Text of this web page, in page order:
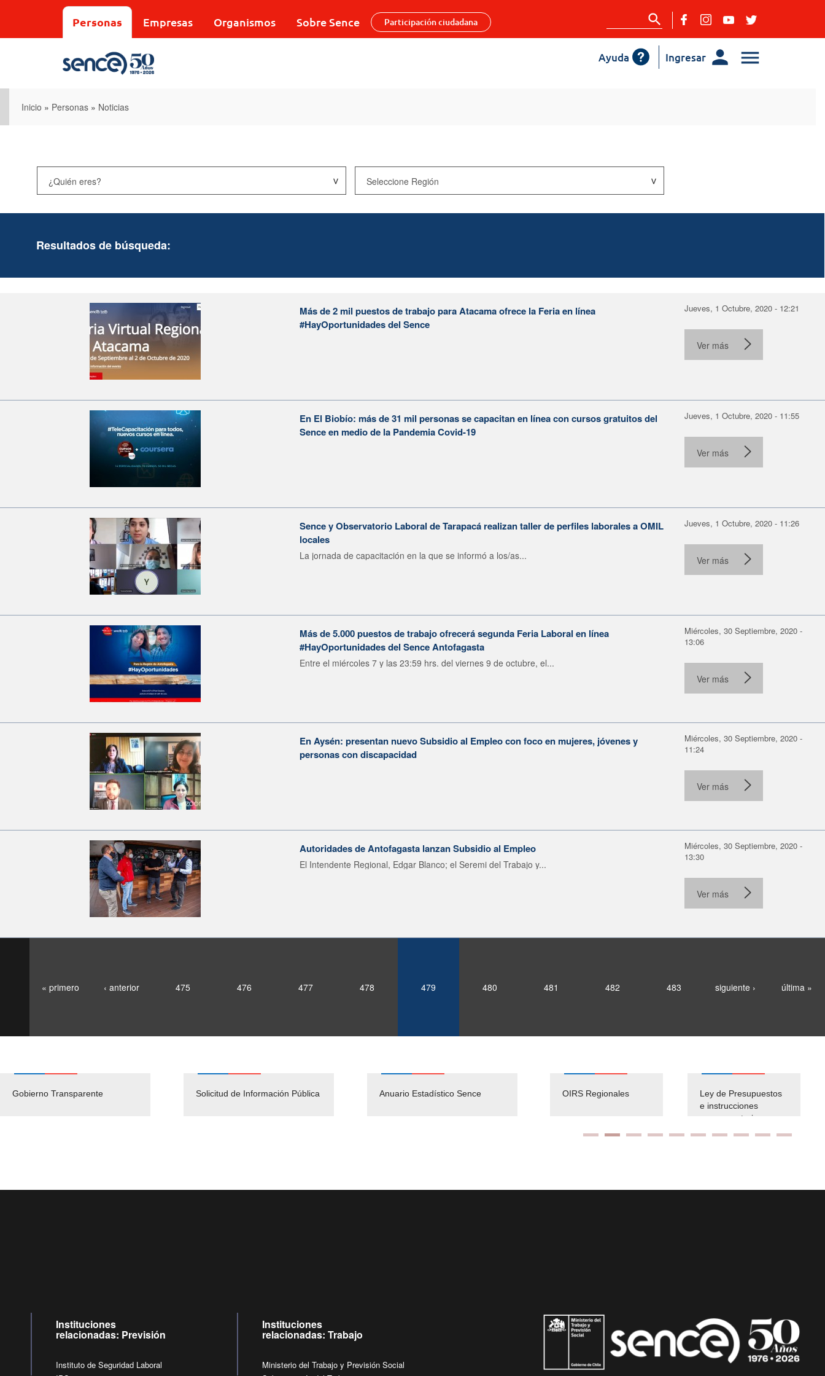
Personas Empresas Organismos Sobre Sence Participación ciudadana
Ingresar
Ayuda
Inicio » Personas » Noticias
Resultados de búsqueda:
Más de 2 mil puestos de trabajo para Atacama ofrece la Feria en línea
#HayOportunidades del Sence
Jueves, 1 Octubre, 2020 - 12:21
Ver más
En El Biobío: más de 31 mil personas se capacitan en línea con cursos gratuitos del
Sence en medio de la Pandemia Covid-19
Jueves, 1 Octubre, 2020 - 11:55
Ver más
Sence y Observatorio Laboral de Tarapacá realizan taller de perfiles laborales a OMIL
locales
La jornada de capacitación en la que se informó a los/as...
Jueves, 1 Octubre, 2020 - 11:26
Ver más
Más de 5.000 puestos de trabajo ofrecerá segunda Feria Laboral en línea
#HayOportunidades del Sence Antofagasta
Entre el miércoles 7 y las 23:59 hrs. del viernes 9 de octubre, el...
Miércoles, 30 Septiembre, 2020 -
13:06
Ver más
En Aysén: presentan nuevo Subsidio al Empleo con foco en mujeres, jóvenes y
personas con discapacidad
Miércoles, 30 Septiembre, 2020 -
11:24
Ver más
Autoridades de Antofagasta lanzan Subsidio al Empleo
El Intendente Regional, Edgar Blanco; el Seremi del Trabajo y...
Miércoles, 30 Septiembre, 2020 -
13:30
Ver más
« primero ‹ anterior 475 476 477 478 479 480 481 482 483 siguiente › última »
Gobierno Transparente Solicitud de Información Pública Anuario Estadístico Sence
Pago Proveedores
Empleos Públicos
Solicitud Audiencias y
OIRS Regionales
Ley de Presupuestos
e instrucciones
presuspuetarias
Instituciones
relacionadas: Previsión
Instituto de Seguridad Laboral
Instituciones
relacionadas: Trabajo
Ministerio del Trabajo y Previsión Social